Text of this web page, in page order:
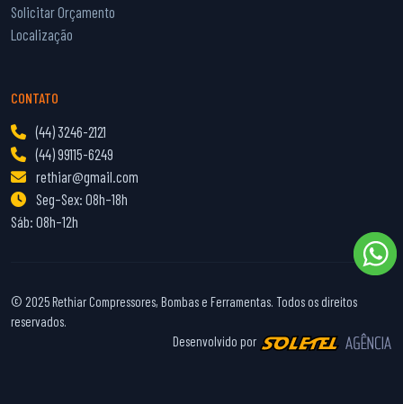
Solicitar Orçamento
Localização
CONTATO
(44) 3246-2121
(44) 99115-6249
rethiar@gmail.com
Seg–Sex: 08h–18h
Sáb: 08h–12h
© 2025 Rethiar Compressores, Bombas e Ferramentas. Todos os direitos
reservados.
Desenvolvido por